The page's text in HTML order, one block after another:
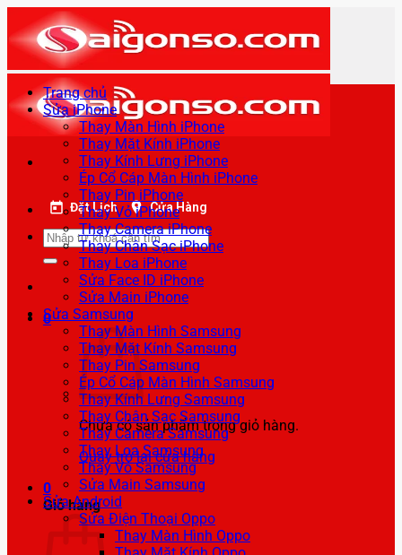
qua
nội
dung
Đặt Lịch Cửa Hàng
Tìm
kiếm:
0
Chưa có sản phẩm trong giỏ hàng.
Quay trở lại cửa hàng
0
Giỏ hàng
Trang chủ
Sửa iPhone
Thay Màn Hình iPhone
Thay Mặt Kính iPhone
Thay Kính Lưng iPhone
Ép Cổ Cáp Màn Hình iPhone
Thay Pin iPhone
Thay Vỏ iPhone
Thay Camera iPhone
Thay Chân Sạc iPhone
Thay Loa iPhone
Sửa Face ID iPhone
Sửa Main iPhone
Sửa Samsung
Thay Màn Hình Samsung
Thay Mặt Kính Samsung
Thay Pin Samsung
Ép Cổ Cáp Màn Hình Samsung
Thay Kính Lưng Samsung
Thay Chân Sạc Samsung
Thay Camera Samsung
Thay Loa Samsung
Thay Vỏ Samsung
Sửa Main Samsung
Sửa Android
Sửa Điện Thoại Oppo
Thay Màn Hình Oppo